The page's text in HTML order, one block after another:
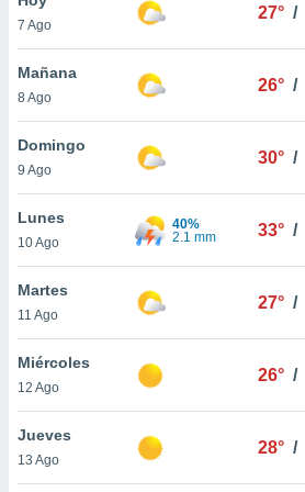
y
en
más
de
7 Ago
27° /
Mañana
8 Ago
26° /
Domingo
9 Ago
30° /
Lunes
10 Ago
40%
2.1 mm
33° /
Martes
11 Ago
27° /
Miércoles
12 Ago
26° /
Jueves
13 Ago
28° /